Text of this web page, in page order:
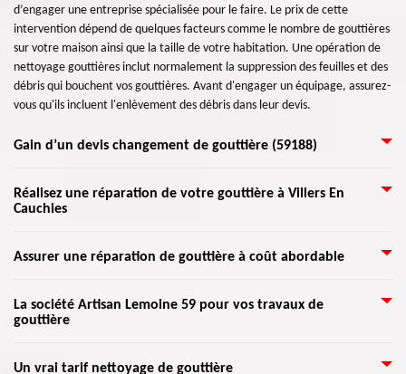
d’engager une entreprise spécialisée pour le faire. Le prix de cette
intervention dépend de quelques facteurs comme le nombre de gouttières
sur votre maison ainsi que la taille de votre habitation. Une opération de
nettoyage gouttières inclut normalement la suppression des feuilles et des
débris qui bouchent vos gouttières. Avant d'engager un équipage, assurez-
vous qu'ils incluent l'enlèvement des débris dans leur devis.
Gain d’un devis changement de gouttière (59188)
Nécessaires à l’évacuation parfaite des eaux de pluie, les gouttières sont
très importantes. Considérez les éléments principaux suivants pour une
spécialiste dans la réparation de gouttières, nous mettons à votre service
notre professionnalisme pour les travaux. Experte dans ces travaux, notre
Ayant exercé ce métier depuis des années déjà, nous mettons à votre
entière disposition une prestation de qualité et soignée.
Réalisez une réparation de votre gouttière à Villers En
Cauchies
Étant donné que c'est un spécialiste en réparation de gouttière tel que
un bon fonctionnement des évacuations de l'eau de la pluie sur votre toit
et aussi une meilleure étanchéité de votre gouttière. Pour cela, contactez
prendre en charge tous vos travaux de réparation ou d'installation de
Assurer une réparation de gouttière à coût abordable
Si vous voyez que l’eau déborde du conduit de votre toit lors d’une pluie,
nous attendons un temps sec pour pouvoir rechercher exactement la
un travail en hauteur et choisissent les meilleurs moyens pour trouver les
La société Artisan Lemoine 59 pour vos travaux de
gouttière
Pour un nettoyage de gouttières, professionnel et abordable, vous pouvez
Un vrai tarif nettoyage de gouttière